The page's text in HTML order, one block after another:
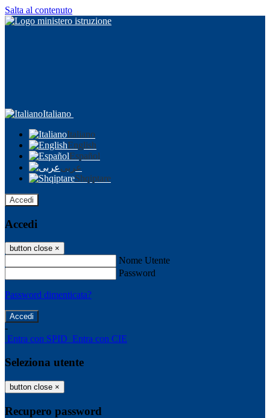
Salta al contenuto
Italiano
Italiano
English
Español
عربى
Shqiptare
Accedi
Accedi
button close ×
Nome Utente
Password
Password dimenticata?
-
Entra con SPID Entra con CIE
Seleziona utente
button close ×
Recupero password